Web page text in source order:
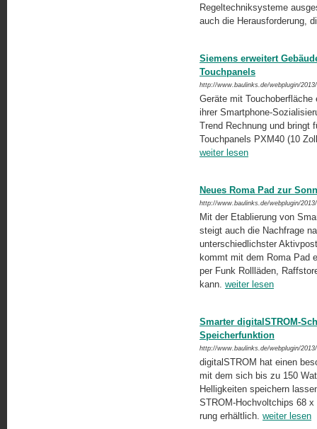
Regeltechniksysteme
auch die Herausforderung,
Siemens erweitert
Touchpanels
http://www.baulinks.de/webplugin/
Geräte mit Touchoberfläche
ihrer Smartphone-
Trend Rechnung und bringt
Touchpanels PXM40 (10
weiter lesen
Neues Roma Pad zur
http://www.baulinks.de/webplugin/
Mit der Etablierung von
steigt auch die Nachfrage
unterschiedlichster
kommt mit dem Roma Pad
per Funk Rollläden,
kann. weiter lesen
Smarter digitalSTROM-
Speicherfunktion
http://www.baulinks.de/webplugin/
digitalSTROM hat einen
mit dem sich bis zu 150
Helligkeiten speichern
STROM-Hochvoltchips 68
rung erhältlich. weiter lesen